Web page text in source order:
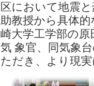
区において地震
助教授から具体
崎⼤学⼯学部の
気 象官、同気象
ただき、より現